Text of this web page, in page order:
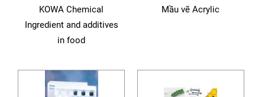
KOWA Chemical
Ingredient and additives
in food
Mầu vẽ Acrylic